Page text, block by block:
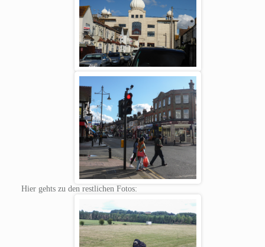
Hier gehts zu den restlichen Fotos: